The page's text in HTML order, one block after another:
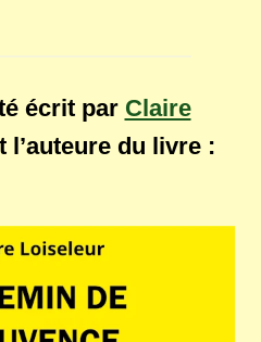
écrit par Claire
du livre :